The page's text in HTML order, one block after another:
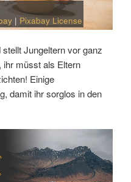
| Pixabay License
Jungeltern vor ganz
ihr müsst als Eltern
Einige
damit ihr sorglos in den